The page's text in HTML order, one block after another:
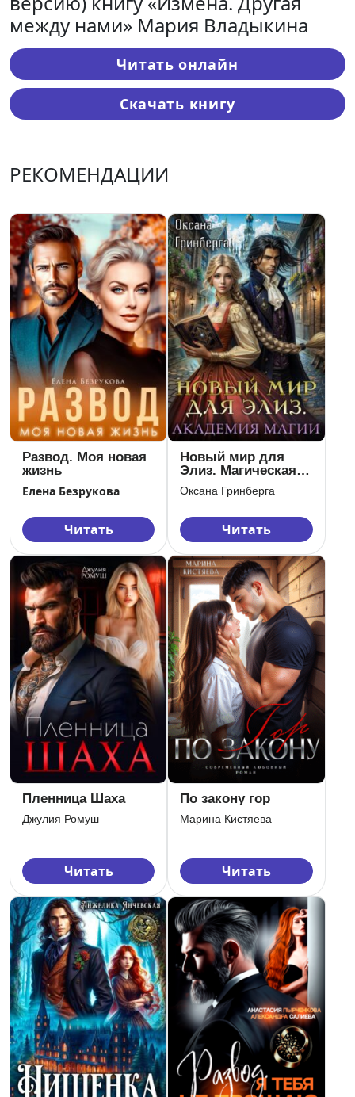
между нами» Мария Владыкина
Читать онлайн
Скачать книгу
РЕКОМЕНДАЦИИ
Развод. Моя новая
жизнь
Елена Безрукова
Читать
Новый мир для
Элиз. Магическая
Академия
Оксана Гринберга
Читать
Пленница Шаха
Джулия Ромуш
Читать
По закону гор
Марина Кистяева
Читать